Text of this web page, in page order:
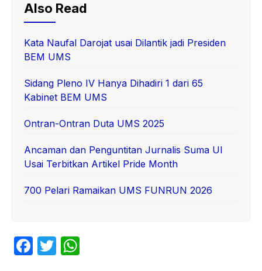
Also Read
Kata Naufal Darojat usai Dilantik jadi Presiden
BEM UMS
Sidang Pleno IV Hanya Dihadiri 1 dari 65
Kabinet BEM UMS
Ontran-Ontran Duta UMS 2025
Ancaman dan Penguntitan Jurnalis Suma UI
Usai Terbitkan Artikel Pride Month
700 Pelari Ramaikan UMS FUNRUN 2026
F
T